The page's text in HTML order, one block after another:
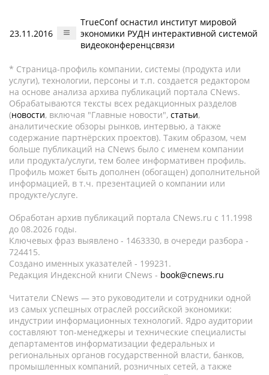
23.11.2016
TrueConf оснастил институт мировой
экономики РУДН интерактивной системой
видеоконференцсвязи
* Страница-профиль компании, системы (продукта или
услуги), технологии, персоны и т.п. создается редактором
на основе анализа архива публикаций портала CNews.
Обрабатываются тексты всех редакционных разделов
(новости, включая "Главные новости", статьи,
аналитические обзоры рынков, интервью, а также
содержание партнёрских проектов). Таким образом, чем
больше публикаций на CNews было с именем компании
или продукта/услуги, тем более информативен профиль.
Профиль может быть дополнен (обогащен) дополнительной
информацией, в т.ч. презентацией о компании или
продукте/услуге.
Обработан архив публикаций портала CNews.ru c 11.1998
до 08.2026 годы.
Ключевых фраз выявлено - 1463330, в очереди разбора -
724415.
Создано именных указателей - 199231.
Редакция Индексной книги CNews - book@cnews.ru
Читатели CNews — это руководители и сотрудники одной
из самых успешных отраслей российской экономики:
индустрии информационных технологий. Ядро аудитории
составляют топ-менеджеры и технические специалисты
департаментов информатизации федеральных и
региональных органов государственной власти, банков,
промышленных компаний, розничных сетей, а также